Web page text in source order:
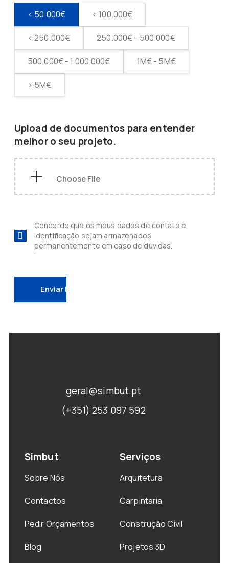
< 50.000€ < 100.000€
< 250.000€ 250.000€ - 500.000€
500.000€ - 1.000.000€ 1M€ - 5M€
> 5M€
Upload de documentos para entender
melhor o seu projeto.
Concordo que os meus dados de contato e
identificação sejam armazenados
permanentemente em caso de dúvidas.
geral@simbut.pt
(+351) 253 097 592
Simbut
Sobre Nós
Contactos
Pedir Orçamentos
Blog
Serviços
Arquitetura
Carpintaria
Construção Civil
Projetos 3D